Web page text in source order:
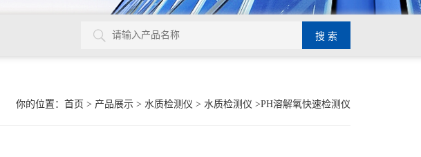
你的位置： 首页 > 产品展示 > 水质检测仪 > 水质检测仪 >PH溶解氧快速检测仪